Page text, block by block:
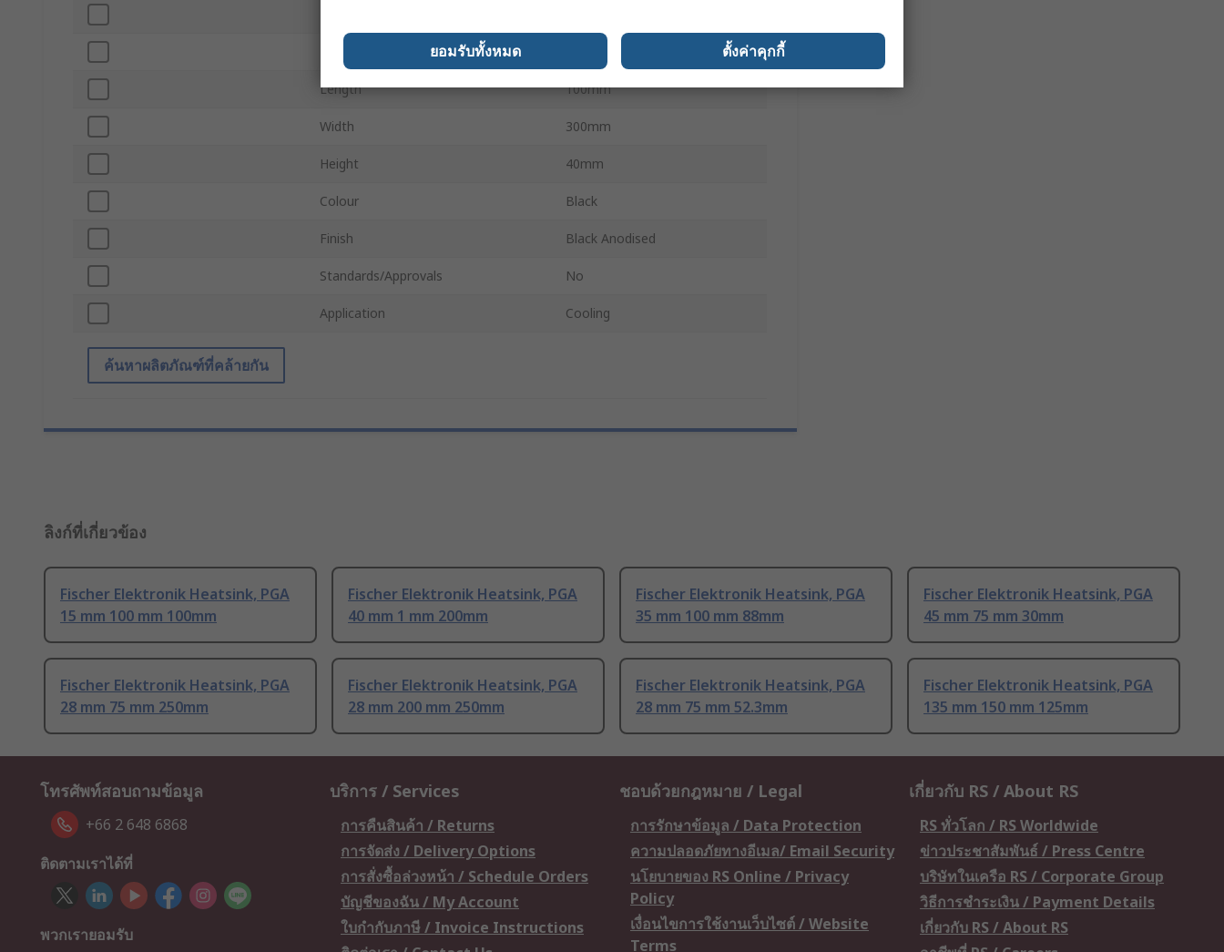
Length 100mm
Width 300mm
Height 40mm
Colour Black
Finish Black Anodised
Standards/Approvals No
Application Cooling
ค้นหาผลิตภัณฑ์ที่คล้ายกัน
ลิงก์ที่เกี่ยวข้อง
Fischer Elektronik Heatsink, PGA
15 mm 100 mm 100mm
Fischer Elektronik Heatsink, PGA
40 mm 1 mm 200mm
Fischer Elektronik Heatsink, PGA
35 mm 100 mm 88mm
Fischer Elektronik Heatsink, PGA
45 mm 75 mm 30mm
Fischer Elektronik Heatsink, PGA
28 mm 75 mm 250mm
Fischer Elektronik Heatsink, PGA
28 mm 200 mm 250mm
Fischer Elektronik Heatsink, PGA
28 mm 75 mm 52.3mm
Fischer Elektronik Heatsink, PGA
135 mm 150 mm 125mm
โทรศัพท์สอบถามข้อมูล
+66 2 648 6868
ติดตามเราได้ที่
พวกเรายอมรับ
บริการ / Services
การคืนสินค้า / Returns
การจัดส่ง / Delivery Options
การสั่งซื้อล่วงหน้า / Schedule Orders
บัญชีของฉัน / My Account
ใบกำกับภาษี / Invoice Instructions
ชอบด้วยกฎหมาย / Legal
การรักษาข้อมูล / Data Protection
ความปลอดภัยทางอีเมล/ Email Security
นโยบายของ RS Online / Privacy
Policy
เงื่อนไขการใช้งานเว็บไซต์ / Website
Terms
เกี่ยวกับ RS / About RS
RS ทั่วโลก / RS Worldwide
ข่าวประชาสัมพันธ์ / Press Centre
บริษัทในเครือ RS / Corporate Group
วิธีการชำระเงิน / Payment Details
เกี่ยวกับ RS / About RS
ยอมรับทั้งหมด ตั้งค่าคุกกี้